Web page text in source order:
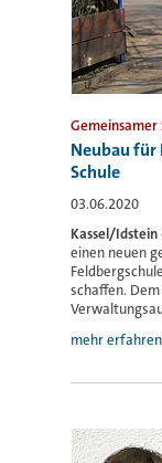
Neubau für
Schule
03.06.2020
Kassel/Idstein
einen neuen
schaffen.
mehr erfahren